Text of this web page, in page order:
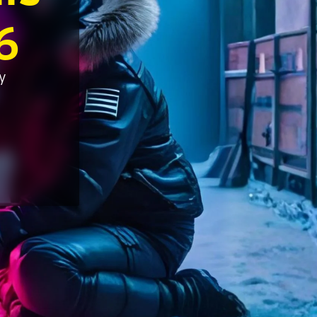
ACCA - Master’s Degree in
Finance and Accounting - SGH
MSSF w praktyce – studia
podyplomowe
International Finance – studia
Audyt wewnętrzny – studia
Master of Business
Administration w Dąbrowie
Górniczej
MBA w jęz. polskim z
Programem Zarządzania
Projektami
Accounting Explained:
Nieoczywiste przypadki
księgowe
Kawa z Ekspertem
People&Culture – podręczny
niezbędnik w świecie HR
Tempo Menedżera – znajdź
własne tempo